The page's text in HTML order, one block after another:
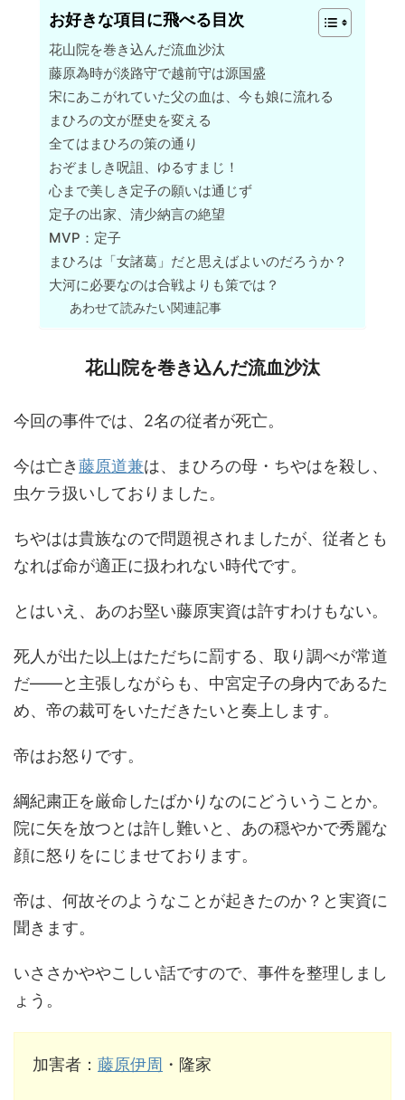
お好きな項目に飛べる目次
花山院を巻き込んだ流血沙汰
藤原為時が淡路守で越前守は源国盛
宋にあこがれていた父の血は、今も娘に流れる
まひろの文が歴史を変える
全てはまひろの策の通り
おぞましき呪詛、ゆるすまじ！
心まで美しき定子の願いは通じず
定子の出家、清少納言の絶望
MVP：定子
まひろは「女諸葛」だと思えばよいのだろうか？
大河に必要なのは合戦よりも策では？
あわせて読みたい関連記事
花山院を巻き込んだ流血沙汰
今回の事件では、2名の従者が死亡。
今は亡き藤原道兼は、まひろの母・ちやはを殺し、
虫ケラ扱いしておりました。
ちやはは貴族なので問題視されましたが、従者とも
なれば命が適正に扱われない時代です。
とはいえ、あのお堅い藤原実資は許すわけもない。
死人が出た以上はただちに罰する、取り調べが常道
だ――と主張しながらも、中宮定子の身内であるた
め、帝の裁可をいただきたいと奏上します。
帝はお怒りです。
綱紀粛正を厳命したばかりなのにどういうことか。
院に矢を放つとは許し難いと、あの穏やかで秀麗な
顔に怒りをにじませております。
帝は、何故そのようなことが起きたのか？と実資に
聞きます。
いささかややこしい話ですので、事件を整理しまし
ょう。
加害者： 藤原伊周 ・隆家